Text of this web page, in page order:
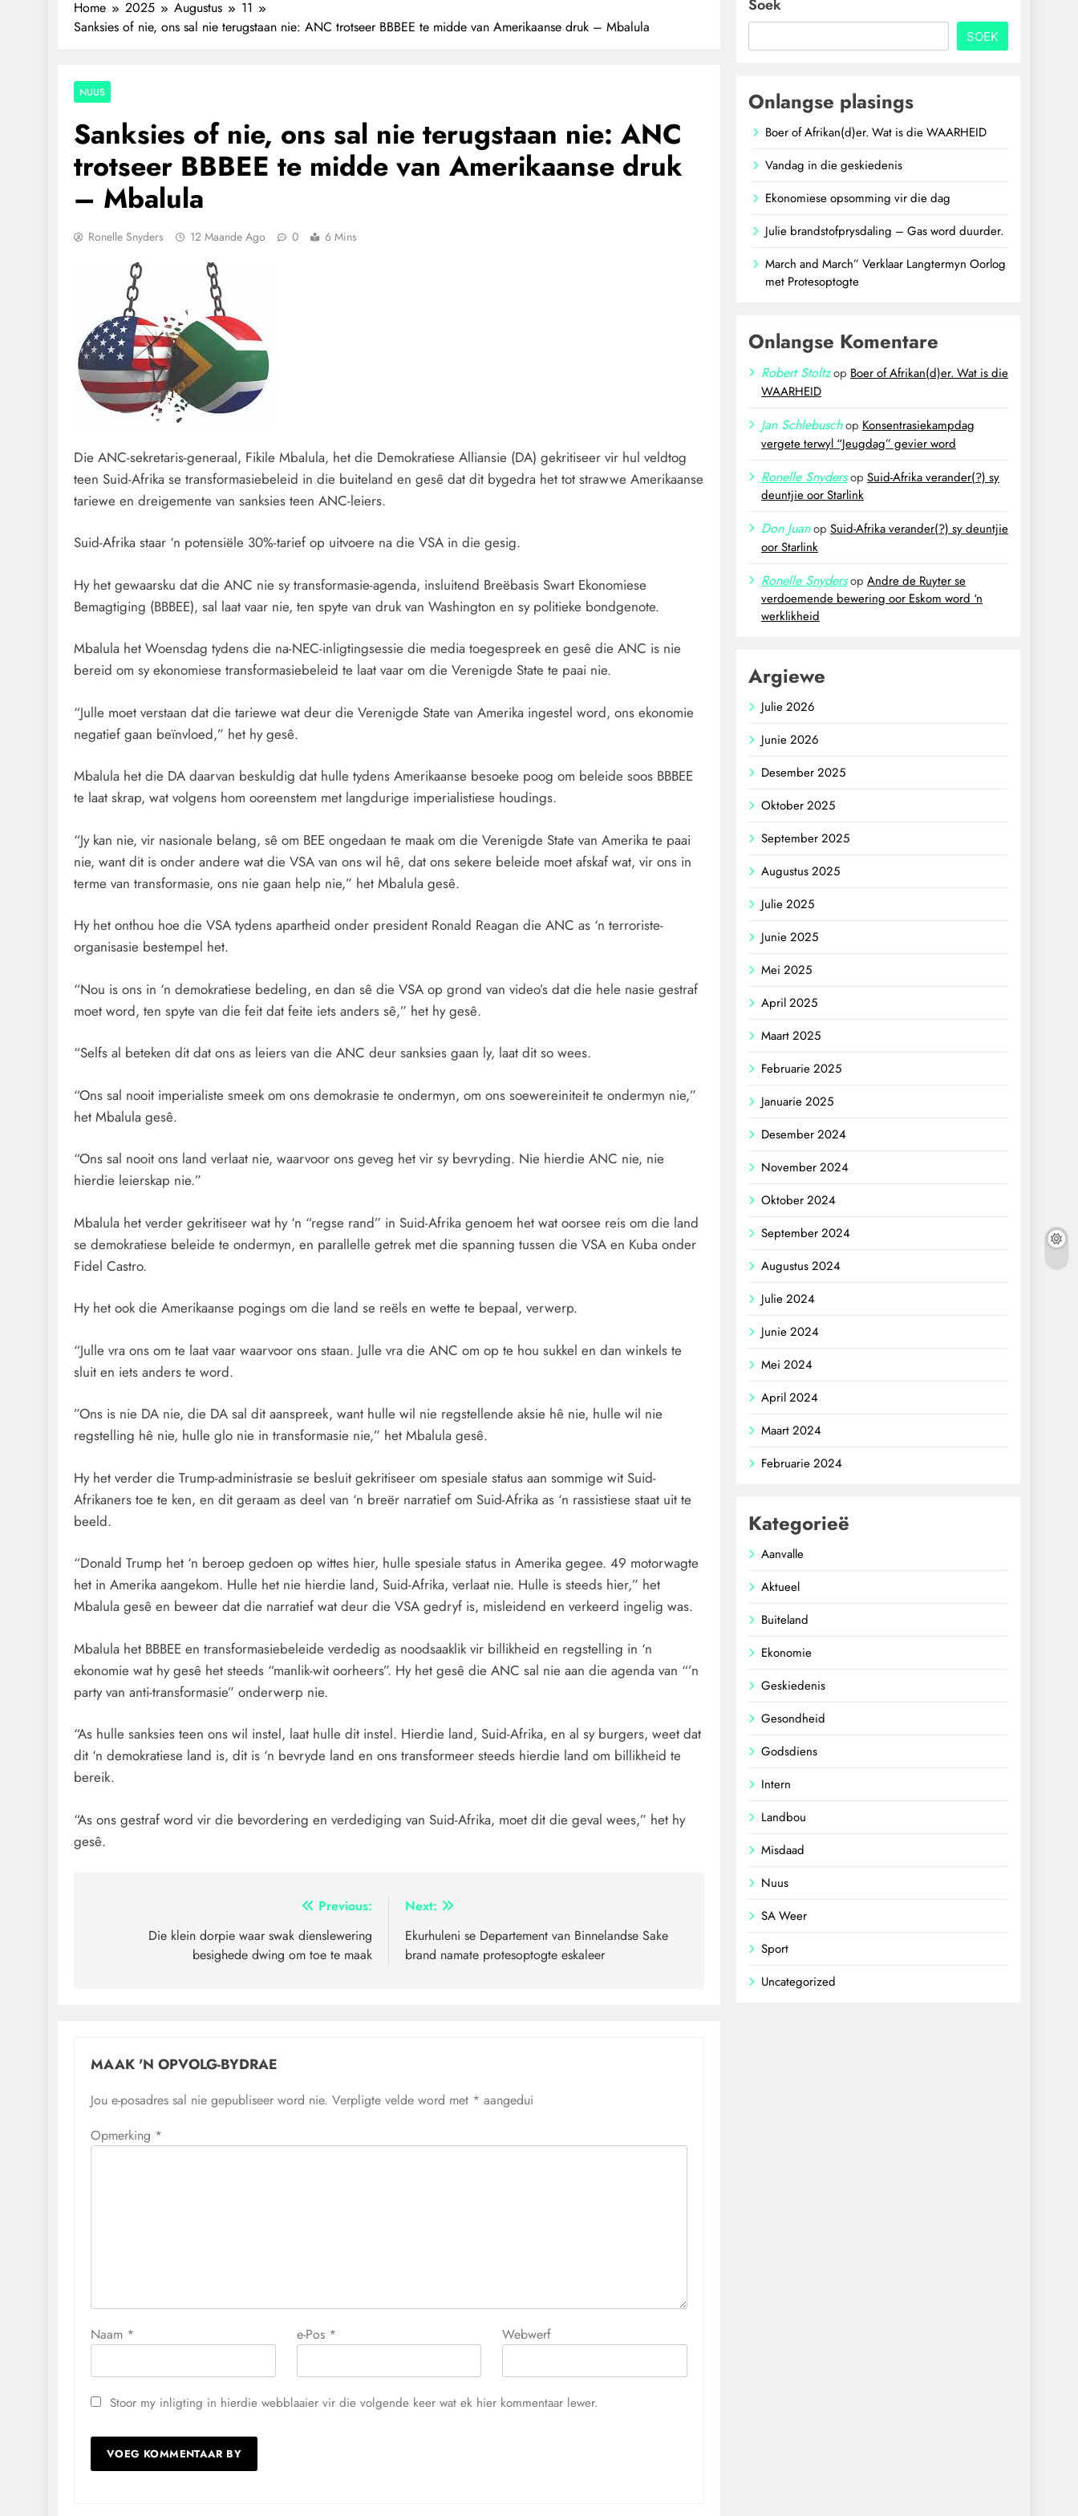
Home 2025 Augustus
11
Sanksies of nie, ons sal nie terugstaan nie: ANC trotseer BBBEE te midde van Amerikaanse druk – Mbalula
NUUS
Sanksies of nie, ons sal nie terugstaan nie: ANC
trotseer BBBEE te midde van Amerikaanse druk
– Mbalula
Ronelle Snyders 12 Maande Ago 0 6 Mins
Die ANC-sekretaris-generaal, Fikile Mbalula, het die Demokratiese Alliansie (DA) gekritiseer vir hul veldtog
teen Suid-Afrika se transformasiebeleid in die buiteland en gesê dat dit bygedra het tot strawwe Amerikaanse
tariewe en dreigemente van sanksies teen ANC-leiers.
Suid-Afrika staar ‘n potensiële 30%-tarief op uitvoere na die VSA in die gesig.
Hy het gewaarsku dat die ANC nie sy transformasie-agenda, insluitend Breëbasis Swart Ekonomiese
Bemagtiging (BBBEE), sal laat vaar nie, ten spyte van druk van Washington en sy politieke bondgenote.
Mbalula het Woensdag tydens die na-NEC-inligtingsessie die media toegespreek en gesê die ANC is nie
bereid om sy ekonomiese transformasiebeleid te laat vaar om die Verenigde State te paai nie.
“Julle moet verstaan dat die tariewe wat deur die Verenigde State van Amerika ingestel word, ons ekonomie
negatief gaan beïnvloed,” het hy gesê.
Mbalula het die DA daarvan beskuldig dat hulle tydens Amerikaanse besoeke poog om beleide soos BBBEE
te laat skrap, wat volgens hom ooreenstem met langdurige imperialistiese houdings.
“Jy kan nie, vir nasionale belang, sê om BEE ongedaan te maak om die Verenigde State van Amerika te paai
nie, want dit is onder andere wat die VSA van ons wil hê, dat ons sekere beleide moet afskaf wat, vir ons in
terme van transformasie, ons nie gaan help nie,” het Mbalula gesê.
Hy het onthou hoe die VSA tydens apartheid onder president Ronald Reagan die ANC as ‘n terroriste-
organisasie bestempel het.
“Nou is ons in ‘n demokratiese bedeling, en dan sê die VSA op grond van video’s dat die hele nasie gestraf
moet word, ten spyte van die feit dat feite iets anders sê,” het hy gesê.
“Selfs al beteken dit dat ons as leiers van die ANC deur sanksies gaan ly, laat dit so wees.
“Ons sal nooit imperialiste smeek om ons demokrasie te ondermyn, om ons soewereiniteit te ondermyn nie,”
het Mbalula gesê.
“Ons sal nooit ons land verlaat nie, waarvoor ons geveg het vir sy bevryding. Nie hierdie ANC nie, nie
hierdie leierskap nie.”
Mbalula het verder gekritiseer wat hy ‘n “regse rand” in Suid-Afrika genoem het wat oorsee reis om die land
se demokratiese beleide te ondermyn, en parallelle getrek met die spanning tussen die VSA en Kuba onder
Fidel Castro.
Hy het ook die Amerikaanse pogings om die land se reëls en wette te bepaal, verwerp.
“Julle vra ons om te laat vaar waarvoor ons staan. Julle vra die ANC om op te hou sukkel en dan winkels te
sluit en iets anders te word.
”Ons is nie DA nie, die DA sal dit aanspreek, want hulle wil nie regstellende aksie hê nie, hulle wil nie
regstelling hê nie, hulle glo nie in transformasie nie,” het Mbalula gesê.
Hy het verder die Trump-administrasie se besluit gekritiseer om spesiale status aan sommige wit Suid-
Afrikaners toe te ken, en dit geraam as deel van ‘n breër narratief om Suid-Afrika as ‘n rassistiese staat uit te
beeld.
“Donald Trump het ‘n beroep gedoen op wittes hier, hulle spesiale status in Amerika gegee. 49 motorwagte
het in Amerika aangekom. Hulle het nie hierdie land, Suid-Afrika, verlaat nie. Hulle is steeds hier,” het
Mbalula gesê en beweer dat die narratief wat deur die VSA gedryf is, misleidend en verkeerd ingelig was.
Mbalula het BBBEE en transformasiebeleide verdedig as noodsaaklik vir billikheid en regstelling in ‘n
ekonomie wat hy gesê het steeds “manlik-wit oorheers”. Hy het gesê die ANC sal nie aan die agenda van “’n
party van anti-transformasie” onderwerp nie.
“As hulle sanksies teen ons wil instel, laat hulle dit instel. Hierdie land, Suid-Afrika, en al sy burgers, weet dat
dit ‘n demokratiese land is, dit is ‘n bevryde land en ons transformeer steeds hierdie land om billikheid te
bereik.
“As ons gestraf word vir die bevordering en verdediging van Suid-Afrika, moet dit die geval wees,” het hy
gesê.
navigasie
Previous:
Die klein dorpie waar swak dienslewering
besighede dwing om toe te maak
Next:
Ekurhuleni se Departement van Binnelandse Sake
brand namate protesoptogte eskaleer
MAAK 'N OPVOLG-BYDRAE
Jou e-posadres sal nie gepubliseer word nie. Verpligte velde word met * aangedui
Opmerking *
Naam * e-Pos * Webwerf
Stoor my inligting in hierdie webblaaier vir die volgende keer wat ek hier kommentaar lewer.
Soek
SOEK
Onlangse plasings
Boer of Afrikan(d)er. Wat is die WAARHEID
Vandag in die geskiedenis
Ekonomiese opsomming vir die dag
Julie brandstofprysdaling – Gas word duurder.
March and March” Verklaar Langtermyn Oorlog
met Protesoptogte
Onlangse Komentare
Robert Stoltzop Boer of Afrikan(d)er. Wat is die
WAARHEID
Jan Schlebuschop Konsentrasiekampdag
vergete terwyl “Jeugdag” gevier word
Ronelle Snydersop Suid-Afrika verander(?) sy
deuntjie oor Starlink
Don Juanop Suid-Afrika verander(?) sy deuntjie
oor Starlink
Ronelle Snydersop Andre de Ruyter se
verdoemende bewering oor Eskom word ‘n
werklikheid
Argiewe
Julie 2026
Junie 2026
Desember 2025
Oktober 2025
September 2025
Augustus 2025
Julie 2025
Junie 2025
Mei 2025
April 2025
Maart 2025
Februarie 2025
Januarie 2025
Desember 2024
November 2024
Oktober 2024
September 2024
Augustus 2024
Julie 2024
Junie 2024
Mei 2024
April 2024
Maart 2024
Februarie 2024
Kategorieë
Aanvalle
Aktueel
Buiteland
Ekonomie
Geskiedenis
Gesondheid
Godsdiens
Intern
Landbou
Misdaad
Nuus
SA Weer
Sport
Uncategorized